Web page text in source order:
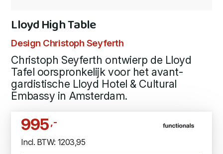
Lloyd High Table
Design Christoph Seyferth
Christoph Seyferth ontwierp de Lloyd
Tafel oorspronkelijk voor het avant-
gardistische Lloyd Hotel & Cultural
Embassy in Amsterdam.
995,-
Incl. BTW: 1203,95